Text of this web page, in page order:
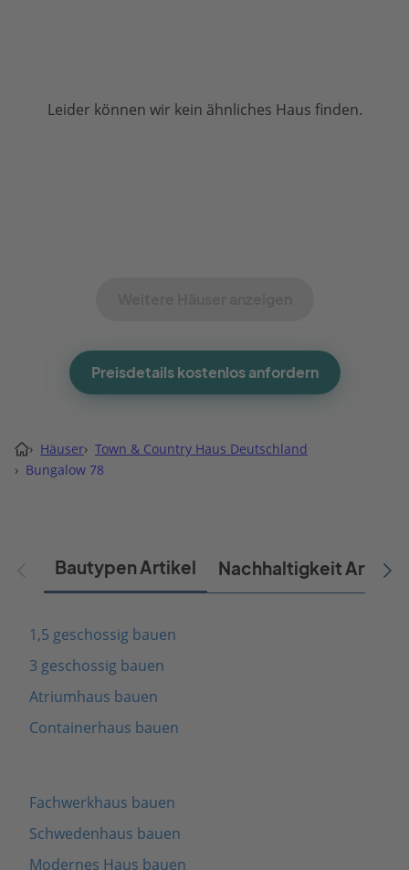
Leider können wir kein ähnliches Haus finden.
Preisdetails kostenlos anfordern
› Häuser› Town & Country Haus Deutschland
› Bungalow 78
Bautypen Artikel Nachhaltigkeit Artikel
1,5 geschossig bauen
3 geschossig bauen
Atriumhaus bauen
Containerhaus bauen
Fachwerkhaus bauen
Schwedenhaus bauen
Modernes Haus bauen